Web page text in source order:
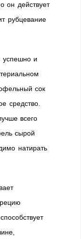
он действует
рубцевание
успешно и
сок
средство.
всего
сырой
натирать